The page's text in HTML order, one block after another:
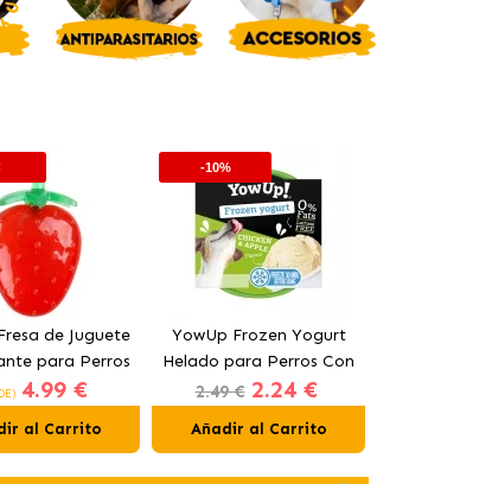
de Juguete
para Perros
15 cm
4.99 €
al Carrito
-10%
YowUp Frozen Yogurt
Helado para Perros Con
Pollo y Manzana
2.49 € 2.24 €
Añadir al Carrito